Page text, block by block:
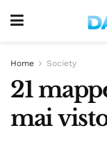
Home Society
21
mai